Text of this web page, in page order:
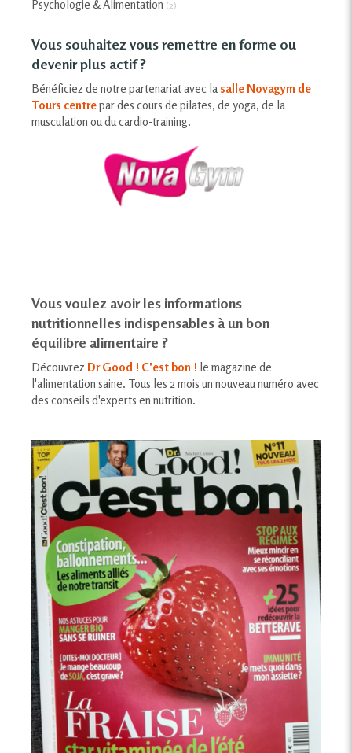
Psychologie & Alimentation (2)
Vous souhaitez vous remettre en forme ou
devenir plus actif ?
Bénéficiez de notre partenariat avec la salle Novagym de
Tours centrepar des cours de pilates, de yoga, de la
musculation ou du cardio-training.
Vous voulez avoir les informations
nutritionnelles indispensables à un bon
équilibre alimentaire ?
Découvrez Dr Good ! C'est bon ! le magazine de
l'alimentation saine. Tous les 2 mois un nouveau numéro avec
des conseils d'experts en nutrition.